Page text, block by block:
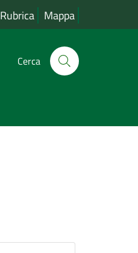
Rubrica Mappa
Cerca